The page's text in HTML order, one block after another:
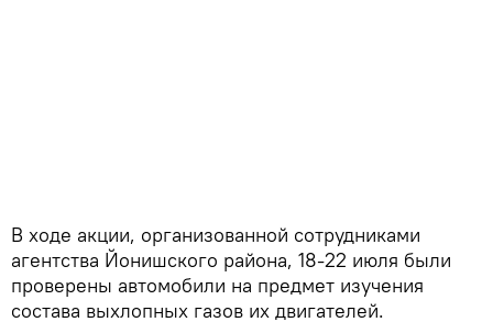
В ходе акции, организованной сотрудниками
агентства Йонишского района, 18-22 июля были
проверены автомобили на предмет изучения
состава выхлопных газов их двигателей.